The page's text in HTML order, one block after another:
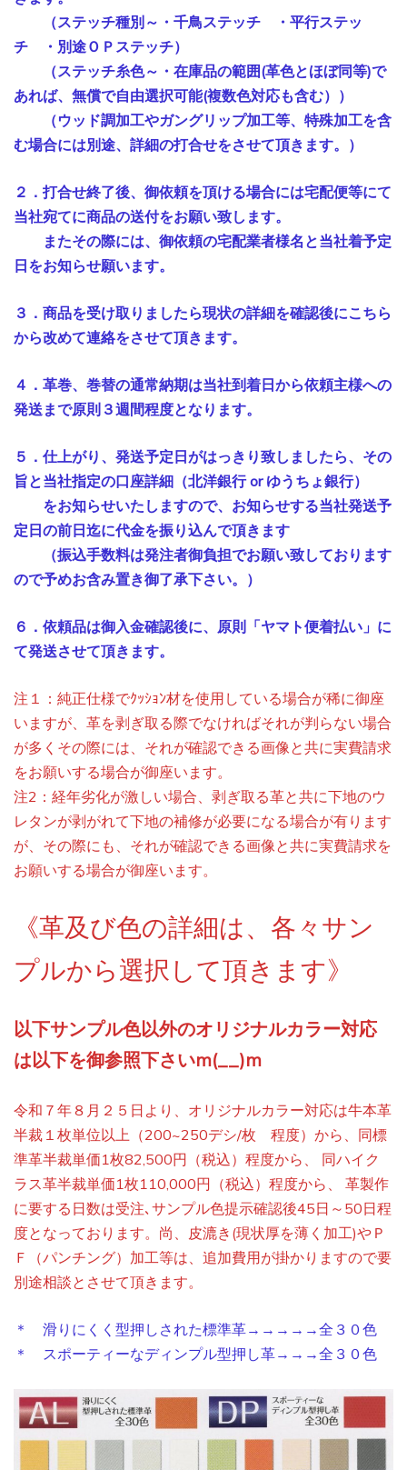
（ステッチ種別～・千鳥ステッチ ・平行ステッ
チ ・別途ＯＰステッチ）
（ステッチ糸色～・在庫品の範囲(革色とほぼ同等)で
あれば、無償で自由選択可能(複数色対応も含む））
（ウッド調加工やガングリップ加工等、特殊加工を含
む場合には別途、詳細の打合せをさせて頂きます。）
２．打合せ終了後、御依頼を頂ける場合には宅配便等にて
当社宛てに商品の送付をお願い致します。
またその際には、御依頼の宅配業者様名と当社着予定
日をお知らせ願います。
３．商品を受け取りましたら現状の詳細を確認後にこちら
から改めて連絡をさせて頂きます。
４．革巻、巻替の通常納期は当社到着日から依頼主様への
発送まで原則３週間程度となります。
５．仕上がり、発送予定日がはっきり致しましたら、その
旨と当社指定の口座詳細（北洋銀行 or ゆうちょ銀行）
をお知らせいたしますので、お知らせする当社発送予
定日の前日迄に代金を振り込んで頂きます
（振込手数料は発注者御負担でお願い致しております
ので予めお含み置き御了承下さい。）
６．依頼品は御入金確認後に、原則「ヤマト便着払い」に
て発送させて頂きます。
注１：純正仕様でｸｯｼｮﾝ材を使用している場合が稀に御座
いますが、革を剥ぎ取る際でなければそれが判らない場合
が多くその際には、それが確認できる画像と共に実費請求
をお願いする場合が御座います。
注2：経年劣化が激しい場合、剥ぎ取る革と共に下地のウ
レタンが剥がれて下地の補修が必要になる場合が有ります
が、その際にも、それが確認できる画像と共に実費請求を
お願いする場合が御座います。
《革及び色の詳細は、各々サン
プルから選択して頂きます》
以下サンプル色以外のオリジナルカラー対応
は以下を御参照下さいm(__)m
令和７年８月２５日より、オリジナルカラー対応は牛本革
半裁１枚単位以上（200~250デシ/枚 程度）から、同標
準革半裁単価1枚82,500円（税込）程度から、 同ハイク
ラス革半裁単価1枚110,000円（税込）程度から、 革製作
に要する日数は受注､サンプル色提示確認後45日～50日程
度となっております。尚、皮漉き(現状厚を薄く加工)やＰ
Ｆ（パンチング）加工等は、追加費用が掛かりますので要
別途相談とさせて頂きます。
＊ 滑りにくく型押しされた標準革→→→→→全３０色
＊ スポーティーなディンプル型押し革→→→全３０色